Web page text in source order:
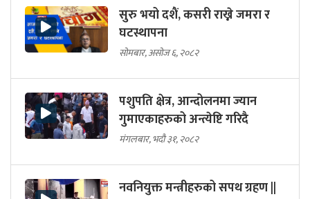
सुरु भयो दशैं, कसरी राख्ने जमरा र
घटस्थापना
सोमबार, असोज ६, २०८२
पशुपति क्षेत्र, आन्दोलनमा ज्यान
गुमाएकाहरुको अन्त्येष्टि गरिदै
मंगलबार, भदौ ३१, २०८२
नवनियुक्त मन्त्रीहरुको सपथ ग्रहण ||